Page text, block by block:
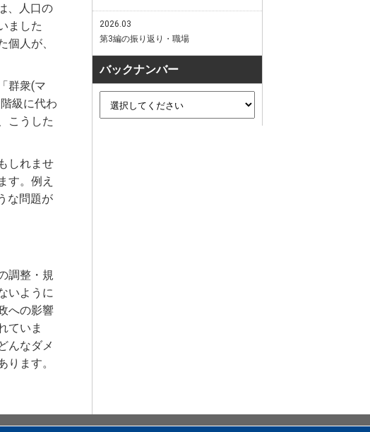
、人口の
ました
人が、
群衆(マ
級に代わ
こうした
しれませ
す。例え
な問題が
調整・規
いように
への影響
ていま
んなダメ
ます。
2026.03
第3編の振り返り・職場
バックナンバー